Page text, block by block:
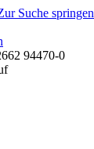
Suche springen
94470-0